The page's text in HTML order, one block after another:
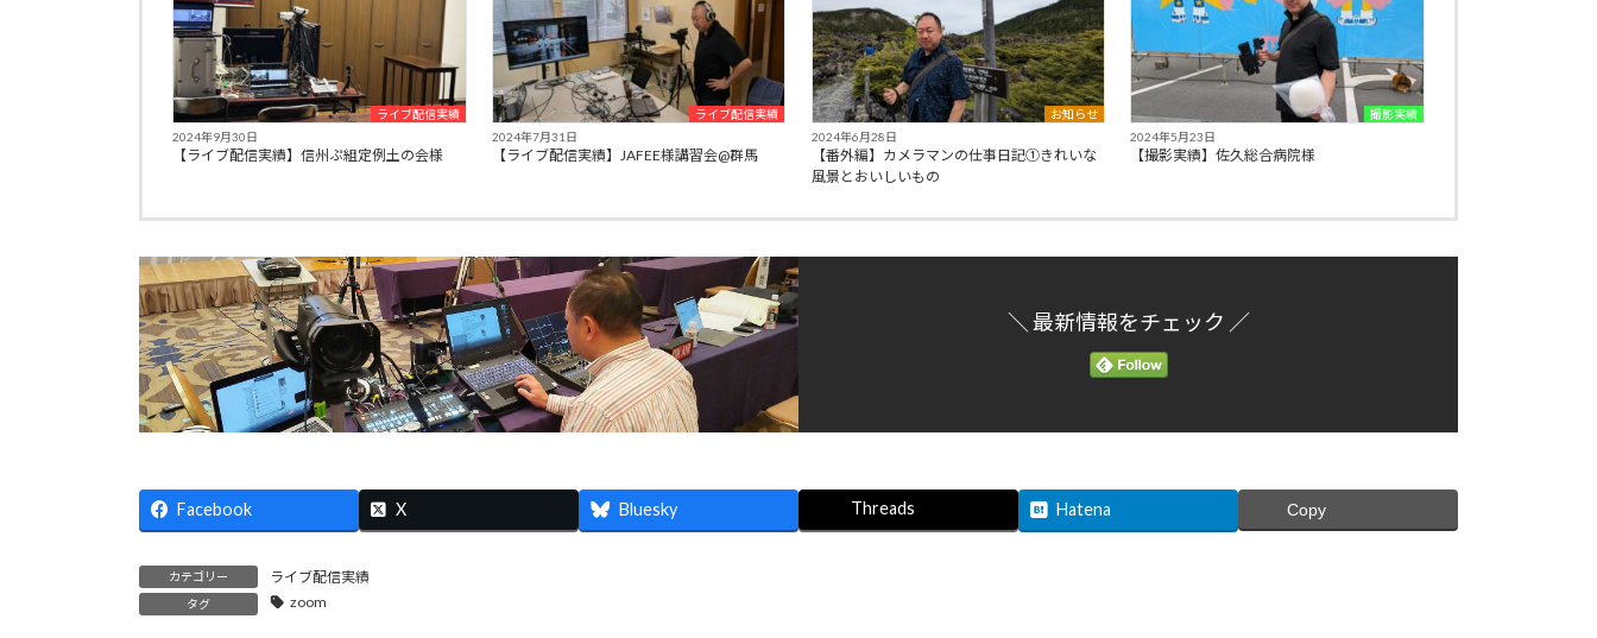
ライブ配信実績
2024年9月30日
【ライブ配信実績】信州ぷ組定例土の会様
ライブ配信実績
2024年7月31日
【ライブ配信実績】JAFEE様講習会@群馬
お知らせ
2024年6月28日
【番外編】カメラマンの仕事日記①きれいな
風景とおいしいもの
撮影実績
2024年5月23日
【撮影実績】佐久総合病院様
＼ 最新情報をチェック ／
Facebook X Bluesky Threads Hatena Copy
カテゴリー ライブ配信実績
タグ zoom